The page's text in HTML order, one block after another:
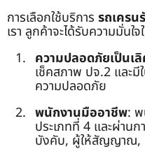
การเลือกใช้บริการ รถเครน
เรา ลูกค้าจะได้รับความมั่นใ
ความปลอดภัยเป็นเ
เช็คสภาพ ปจ.2 และ
ความปลอดภัย
พนักงานมืออาชีพ:
ประเภทที่ 4 และผ่าน
บังคับ, ผู้ให้สัญญาณ,